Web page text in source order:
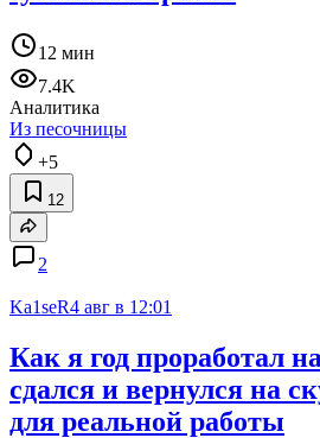
12 мин
7.4K
Аналитика
Из песочницы
+5
12
2
Ka1seR4 авг в 12:01
Как я год проработал
сдался и вернулся на
для реальной работы